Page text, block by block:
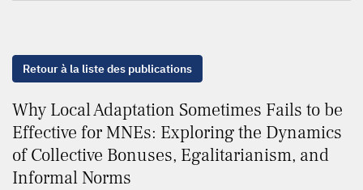
Retour à la liste des publications
Why Local Adaptation Sometimes Fails to be
Effective for MNEs: Exploring the Dynamics
of Collective Bonuses, Egalitarianism, and
Informal Norms